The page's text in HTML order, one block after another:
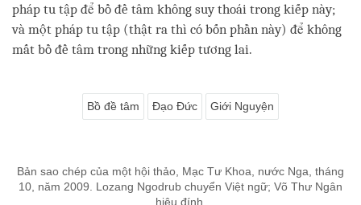
pháp tu tập để bồ đề tâm không suy thoái trong kiếp này;
và một pháp tu tập (thật ra thì có bốn phần này) để không
mất bồ đề tâm trong những kiếp tương lai.
Bồ đề tâm Đạo Đức Giới Nguyện
Bản sao chép của một hội thảo, Mạc Tư Khoa, nước Nga, tháng
10, năm 2009. Lozang Ngodrub chuyển Việt ngữ; Võ Thư Ngân
hiệu đính.